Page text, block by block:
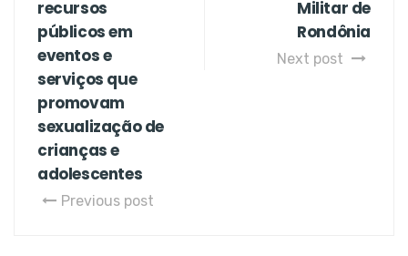
recursos
públicos em
eventos e
serviços que
promovam
sexualização de
crianças e
adolescentes
Previous post
Militar de
Rondônia
Next post